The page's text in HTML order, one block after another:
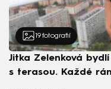
19 fotografií
Jitka Zelenková
s terasou. Každé